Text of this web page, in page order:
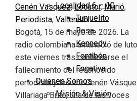
Localidad 6 – 10
Tunjuelito
Bosa
Kennedy
Fontibón
Engativa
Quienes Somos
Misión & Visión
Cenén Vasquez,Locutor,Murió,
Periodista, Vallenato
Bogotá, 15 de mayo de 2026. La
radio colombiana amaneció de luto
este viernes tras confirmarse el
fallecimiento del reconocido
periodista y locutor Cenén
Villariaga Brito, una de las voces